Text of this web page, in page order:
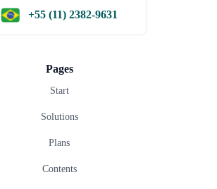
Pages
Start
Solutions
Plans
Contents
+55 (11) 2382-9631